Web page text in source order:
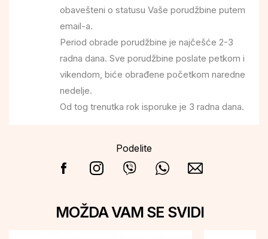
obavešteni o statusu Vaše porudžbine putem
email-a.
Period obrade porudžbine je najčešće 2-3
radna dana. Sve porudžbine poslate petkom i
vikendom, biće obrađene početkom naredne
nedelje.
Od tog trenutka rok isporuke je 3 radna dana.
Podelite
MOŽDA VAM SE SVIDI